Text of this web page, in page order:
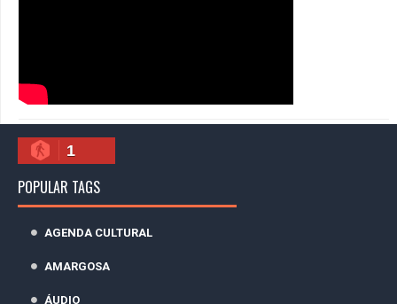
1
POPULAR TAGS
AGENDA CULTURAL
AMARGOSA
ÁUDIO